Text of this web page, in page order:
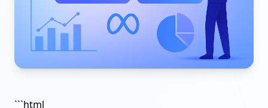
```html